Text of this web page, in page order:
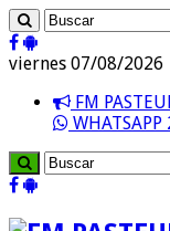
viernes 07/08/2026
FM